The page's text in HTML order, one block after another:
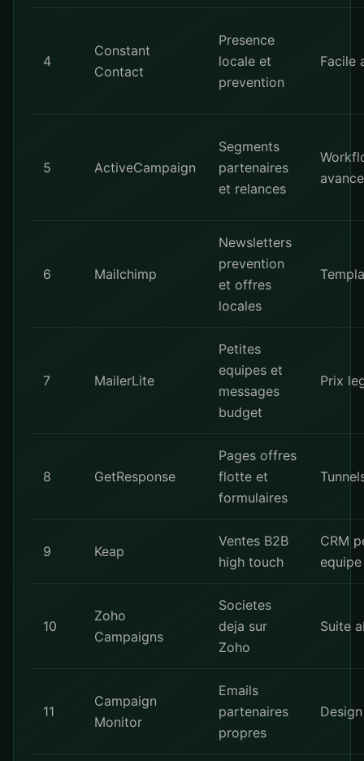
4
Constant
Contact
Presence
locale et
prevention
Facile
5 ActiveCampaign
Segments
partenaires
et relances
6 Mailchimp
Newsletters
prevention
et offres
locales
7 MailerLite
Petites
equipes et
messages
budget
Prix
8 GetResponse
Pages offres
flotte et
formulaires
9 Keap
Ventes B2B
high touch
CRM
equipe
10
Zoho
Campaigns
Societes
deja sur
Zoho
Suite
11
Campaign
Monitor
Emails
partenaires
propres